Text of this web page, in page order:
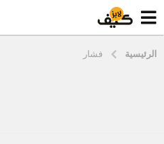
الرئيسية فشار